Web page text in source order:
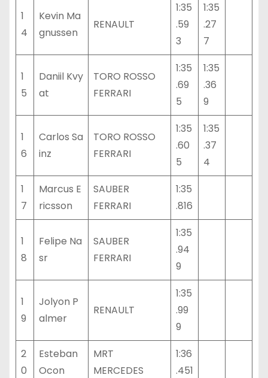
1
4
Kevin Ma
gnussen
RENAULT
1:35
.59
3
1:35
.27
7
1
5
Daniil Kvy
at
TORO ROSSO
FERRARI
1:35
.69
5
1:35
.36
9
1
6
Carlos Sa
inz
TORO ROSSO
FERRARI
1:35
.60
5
1:35
.37
4
1
7
Marcus E
ricsson
SAUBER
FERRARI
1:35
.816
1
8
Felipe Na
sr
SAUBER
FERRARI
1:35
.94
9
1
9
Jolyon P
almer
RENAULT
1:35
.99
9
2
0
Esteban
Ocon
MRT
MERCEDES
1:36
.451